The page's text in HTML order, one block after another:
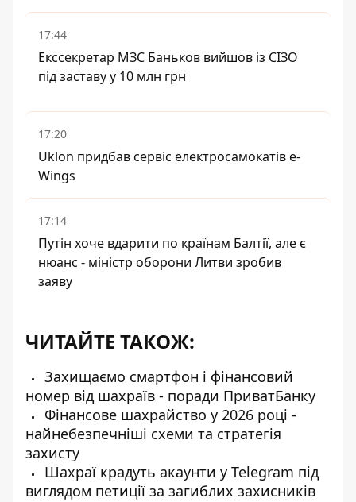
17:44
Екссекретар МЗС Баньков вийшов із СІЗО
під заставу у 10 млн грн
17:20
Uklon придбав сервіс електросамокатів e-
Wings
17:14
Путін хоче вдарити по країнам Балтії, але є
нюанс - міністр оборони Литви зробив
заяву
ЧИТАЙТЕ ТАКОЖ:
Захищаємо смартфон і фінансовий
номер від шахраїв - поради ПриватБанку
Фінансове шахрайство у 2026 році -
найнебезпечніші схеми та стратегія
захисту
Шахраї крадуть акаунти у Telegram під
виглядом петиції за загиблих захисників